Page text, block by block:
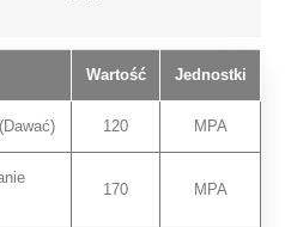
Wartość Jednostki
120 MPA
170 MPA